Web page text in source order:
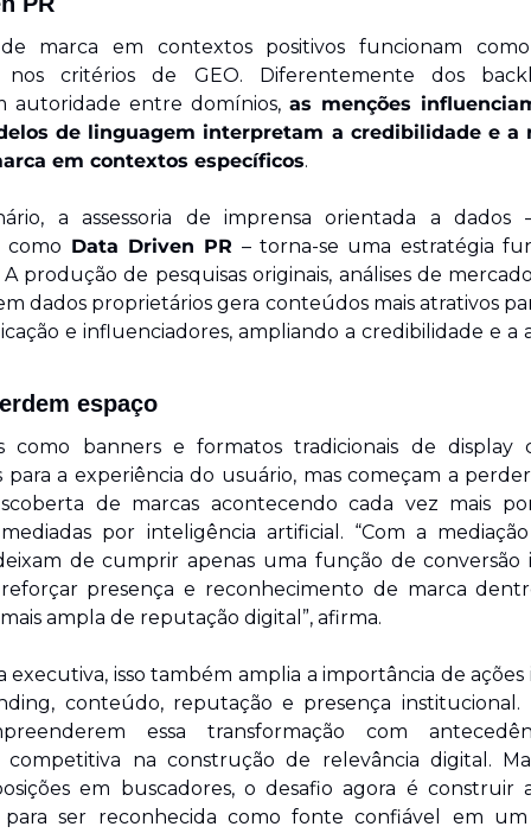
marca em contextos positivos funcionam
nos critérios de GEO. Diferentemente dos
autoridade entre domínios, as menções
de linguagem interpretam a credibilidade e a
em contextos específicos.
a assessoria de imprensa orientada a dados
como Data Driven PR – torna-se uma estratégia
A produção de pesquisas originais, análises de
dados proprietários gera conteúdos mais atrativos
e influenciadores, ampliando a credibilidade e a
espaço
como banners e formatos tradicionais de display
para a experiência do usuário, mas começam a
de marcas acontecendo cada vez mais
de cumprir apenas uma função de conversão
reforçar presença e reconhecimento de marca
ampla de reputação digital”, afirma.
executiva, isso também amplia a importância de ações
conteúdo, reputação e presença institucional.
essa transformação com
competitiva na construção de relevância digital.
em buscadores, o desafio agora é construir
para ser reconhecida como fonte confiável em